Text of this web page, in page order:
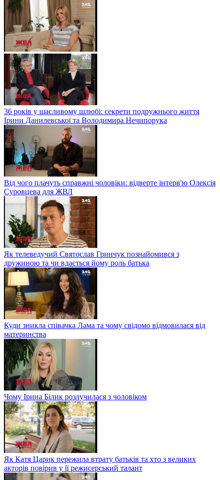
36 років у щасливому шлюбі: секрети подружнього життя
Ірини Данилевської та Володимира Нечипорука
Від чого плачуть справжні чоловіки: відверте інтерв'ю Олексія
Суровцева для ЖВЛ
Як телеведучий Святослав Гринчук познайомився з
дружиною та чи вдається йому роль батька
Куди зникла співачка Лама та чому свідомо відмовилася від
материнства
Чому Ірина Білик розлучилася з чоловіком
Як Катя Царик пережила втрату батьків та хто з великих
акторів повірив у її режисерський талант